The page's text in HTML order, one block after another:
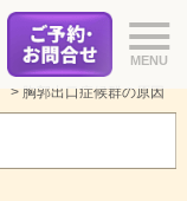
> 胸郭出口症候群の原因